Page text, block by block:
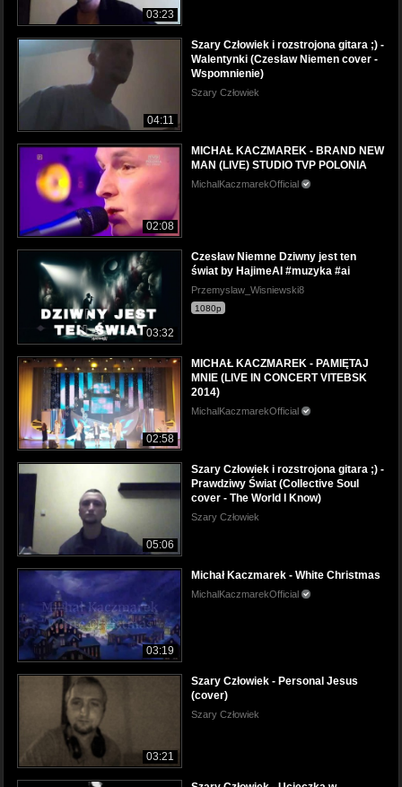
03:23
04:11
Szary Człowiek i rozstrojona gitara ;) -
Walentynki (Czesław Niemen cover -
Wspomnienie)
Szary Człowiek
02:08
MICHAŁ KACZMAREK - BRAND NEW
MAN (LIVE) STUDIO TVP POLONIA
MichalKaczmarekOfficial
03:32
Czesław Niemne Dziwny jest ten
świat by HajimeAI #muzyka #ai
Przemyslaw_Wisniewski8
1080p
02:58
MICHAŁ KACZMAREK - PAMIĘTAJ
MNIE (LIVE IN CONCERT VITEBSK
2014)
MichalKaczmarekOfficial
05:06
Szary Człowiek i rozstrojona gitara ;) -
Prawdziwy Świat (Collective Soul
cover - The World I Know)
Szary Człowiek
03:19
Michał Kaczmarek - White Christmas
MichalKaczmarekOfficial
03:21
Szary Człowiek - Personal Jesus
(cover)
Szary Człowiek